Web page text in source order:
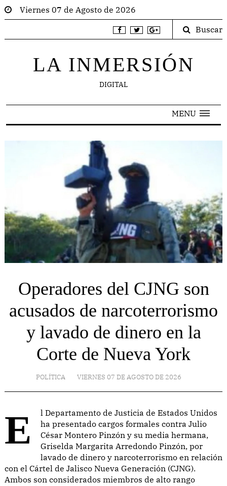
Viernes 07 de Agosto de 2026
Buscar
LA INMERSIÓN
DIGITAL
MENU
Operadores del CJNG son
acusados de narcoterrorismo
y lavado de dinero en la
Corte de Nueva York
POLÍTICA VIERNES 07 DE AGOSTO DE 2026
El Departamento de Justicia de Estados Unidos
ha presentado cargos formales contra Julio
César Montero Pinzón y su media hermana,
Griselda Margarita Arredondo Pinzón, por
lavado de dinero y narcoterrorismo en relación
con el Cártel de Jalisco Nueva Generación (CJNG).
Ambos son considerados miembros de alto rango